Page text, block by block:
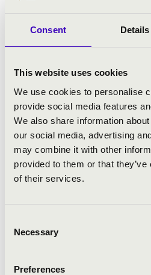
Consent Details
This website uses cookies
We use cookies to personalise
provide social media features
We also share information
our social media, advertising
may combine it with other
provided to them or that
of their services.
Selection
Necessary
Preferences
In Medias Brass
MŰSOR:
Gabrieli: Canzona per Sonare,
Bach: Jesus bleibet meine
kantátából
Telemann: g-moll triószonáta
Bach: Wachet auf – korál a 140.
Gillis: Just a closer Walk with